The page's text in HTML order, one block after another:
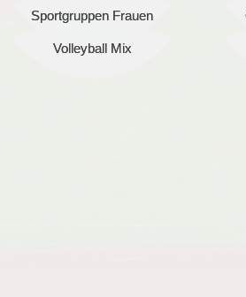
Sportgruppen Frauen
Sportgruppen Frauen
Volleyball Mix
Volleyball Mix